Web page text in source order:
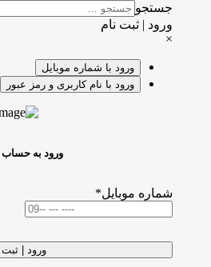
جستجو
ورود | ثبت نام
×
ورود با شماره موبایل
ورود با نام کاربری و رمز عبور
ورود به حساب
شماره موبایل*
ورود | ثبت